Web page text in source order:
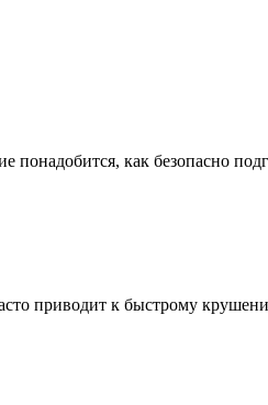
как безопасно
приводит к быстрому